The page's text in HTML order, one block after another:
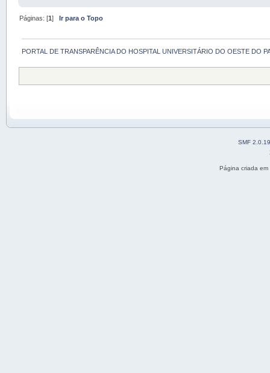
Páginas: [1]Ir para o Topo
PORTAL DE TRANSPARÊNCIA DO HOSPITAL UNIVERSITÁRIO DO OESTE DO
SMF 2.0.19
Página criada